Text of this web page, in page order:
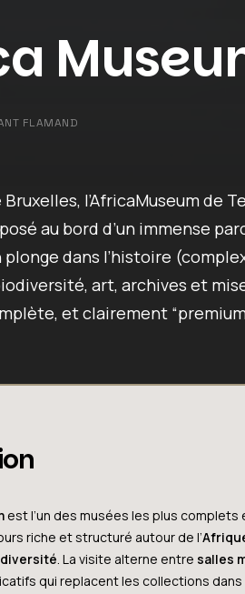
FLAMAND
l’AfricaMuseum de
posé au bord d’un immense
plonge dans l’histoire
art, archives et
et clairement
est l’un des musées les plus
riche et structuré autour de l’
. La visite alterne entre salles
qui replacent les collections